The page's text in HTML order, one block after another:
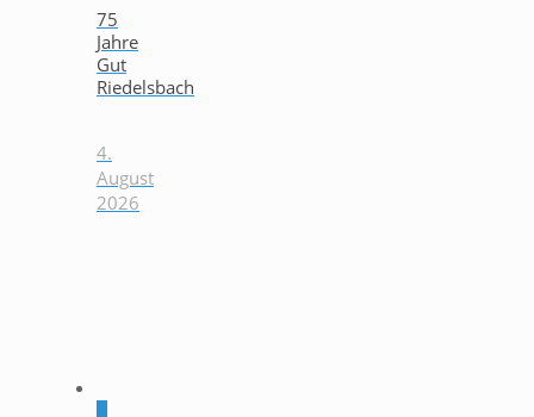
75
Jahre
Gut
Riedelsbach
4.
August
2026